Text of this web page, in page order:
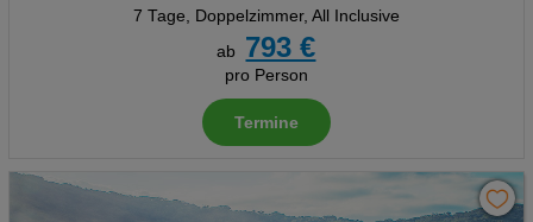
7 Tage, Doppelzimmer, All Inclusive
ab
793 €
pro Person
Termine